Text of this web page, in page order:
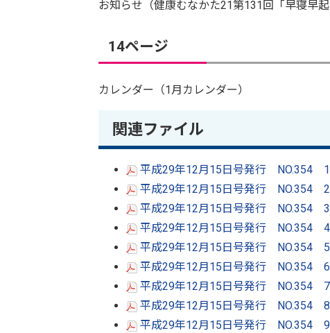
お知らせ（健康むなかた21第131回「早寝早
14ページ
カレンダー（1月カレンダー）
関連ファイル
平成29年12月15日号発行 NO.354 1
平成29年12月15日号発行 NO.354 2
平成29年12月15日号発行 NO.354 3
平成29年12月15日号発行 NO.354 4
平成29年12月15日号発行 NO.354 5
平成29年12月15日号発行 NO.354 6
平成29年12月15日号発行 NO.354 7
平成29年12月15日号発行 NO.354 8
平成29年12月15日号発行 NO.354 9